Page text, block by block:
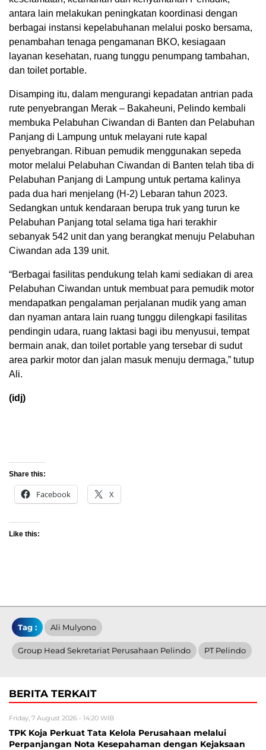
antara lain melakukan peningkatan koordinasi dengan
berbagai instansi kepelabuhanan melalui posko bersama,
penambahan tenaga pengamanan BKO, kesiagaan
layanan kesehatan, ruang tunggu penumpang tambahan,
dan toilet portable.
Disamping itu, dalam mengurangi kepadatan antrian pada
rute penyebrangan Merak – Bakaheuni, Pelindo kembali
membuka Pelabuhan Ciwandan di Banten dan Pelabuhan
Panjang di Lampung untuk melayani rute kapal
penyebrangan. Ribuan pemudik menggunakan sepeda
motor melalui Pelabuhan Ciwandan di Banten telah tiba di
Pelabuhan Panjang di Lampung untuk pertama kalinya
pada dua hari menjelang (H-2) Lebaran tahun 2023.
Sedangkan untuk kendaraan berupa truk yang turun ke
Pelabuhan Panjang total selama tiga hari terakhir
sebanyak 542 unit dan yang berangkat menuju Pelabuhan
Ciwandan ada 139 unit.
“Berbagai fasilitas pendukung telah kami sediakan di area
Pelabuhan Ciwandan untuk membuat para pemudik motor
mendapatkan pengalaman perjalanan mudik yang aman
dan nyaman antara lain ruang tunggu dilengkapi fasilitas
pendingin udara, ruang laktasi bagi ibu menyusui, tempat
bermain anak, dan toilet portable yang tersebar di sudut
area parkir motor dan jalan masuk menuju dermaga,” tutup
Ali.
(idj)
Share this:
Facebook X
Like this:
Tag : Ali Mulyono
Group Head Sekretariat Perusahaan Pelindo PT Pelindo
BERITA TERKAIT
Friday, 7 August 2026 - 14:20 WIB
TPK Koja Perkuat Tata Kelola Perusahaan melalui
Perpanjangan Nota Kesepahaman dengan Kejaksaan